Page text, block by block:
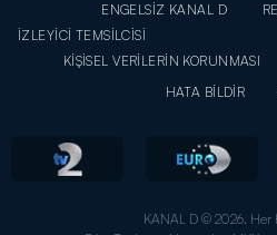
ENGELSİZ KANAL D
İZLEYİCİ TEMSİLCİSİ
KİŞİSEL VERİLERİN KORUNMASI
HATA BİLDİR
KANAL D © 2026. Her